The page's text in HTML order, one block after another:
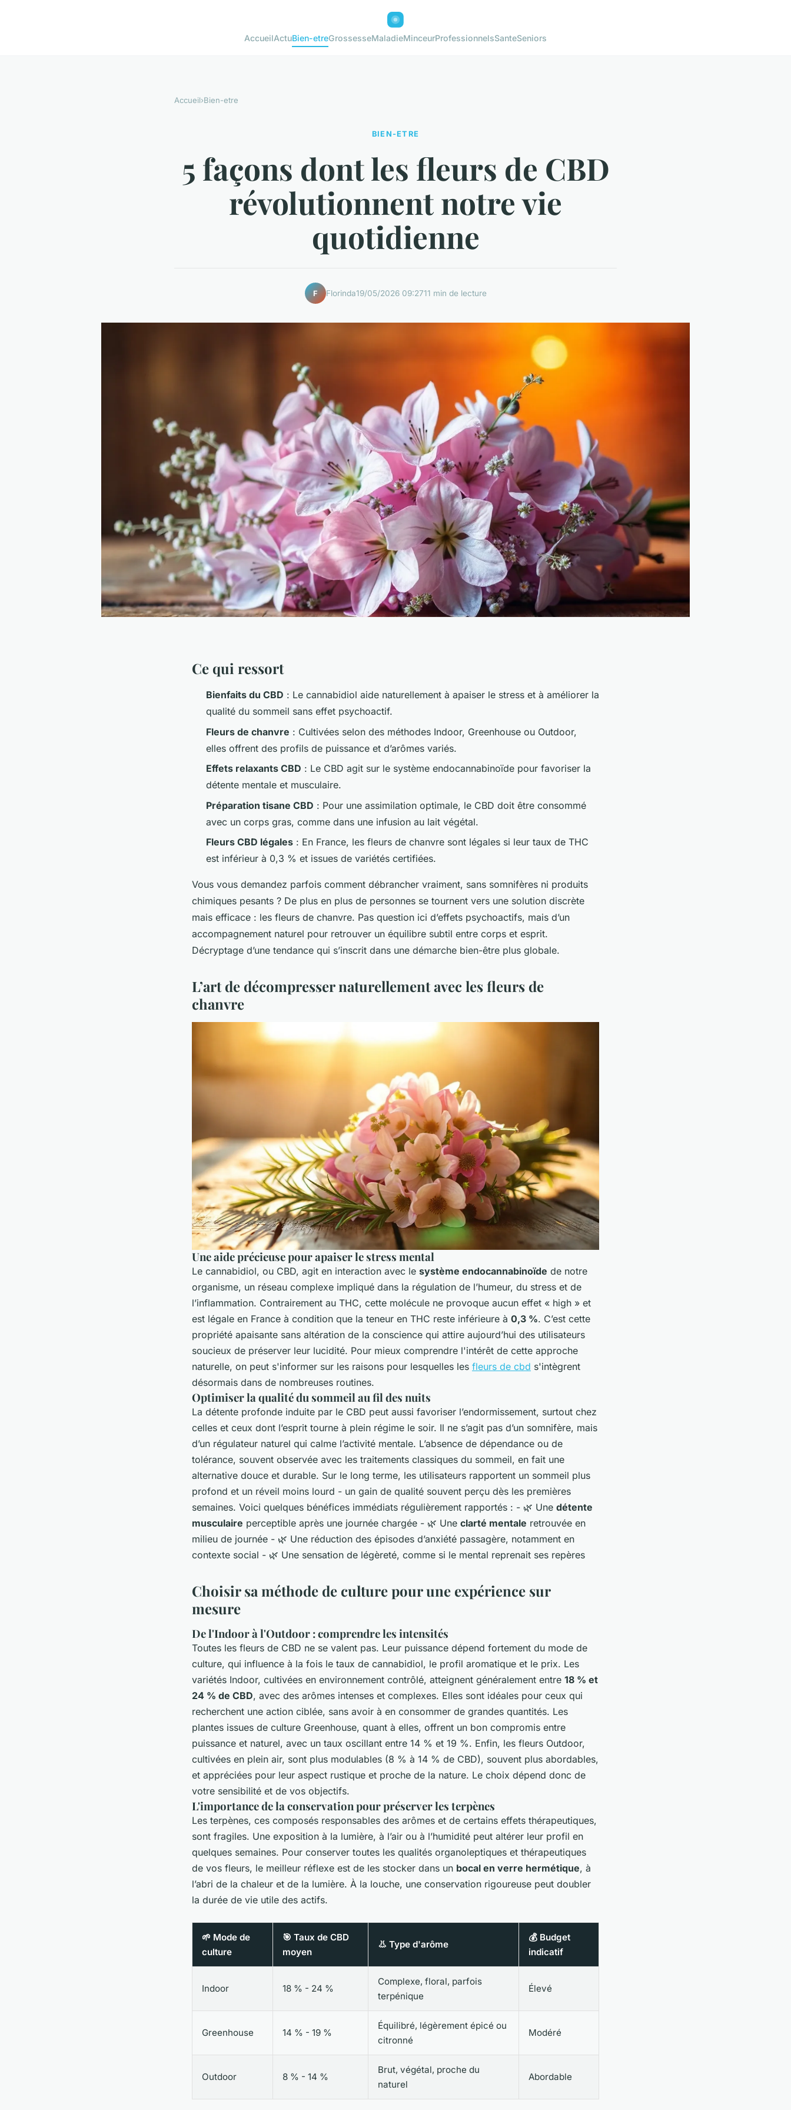
AccueilActuBien-etreGrossesseMaladieMinceurProfessionnelsSanteSeniors
Accueil›Bien-etre
BIEN-ETRE
5 façons dont les fleurs de CBD
révolutionnent notre vie
quotidienne
F Florinda19/05/2026 09:2711 min de lecture
Ce qui ressort
Bienfaits du CBD : Le cannabidiol aide naturellement à apaiser le stress et à améliorer la
qualité du sommeil sans effet psychoactif.
Fleurs de chanvre : Cultivées selon des méthodes Indoor, Greenhouse ou Outdoor,
elles offrent des profils de puissance et d’arômes variés.
Effets relaxants CBD : Le CBD agit sur le système endocannabinoïde pour favoriser la
détente mentale et musculaire.
Préparation tisane CBD : Pour une assimilation optimale, le CBD doit être consommé
avec un corps gras, comme dans une infusion au lait végétal.
Fleurs CBD légales : En France, les fleurs de chanvre sont légales si leur taux de THC
est inférieur à 0,3 % et issues de variétés certifiées.
Vous vous demandez parfois comment débrancher vraiment, sans somnifères ni produits
chimiques pesants ? De plus en plus de personnes se tournent vers une solution discrète
mais efficace : les fleurs de chanvre. Pas question ici d’effets psychoactifs, mais d’un
accompagnement naturel pour retrouver un équilibre subtil entre corps et esprit.
Décryptage d’une tendance qui s’inscrit dans une démarche bien-être plus globale.
L’art de décompresser naturellement avec les fleurs de
chanvre
Une aide précieuse pour apaiser le stress mental
Le cannabidiol, ou CBD, agit en interaction avec le système endocannabinoïde de notre
organisme, un réseau complexe impliqué dans la régulation de l’humeur, du stress et de
l’inflammation. Contrairement au THC, cette molécule ne provoque aucun effet « high » et
est légale en France à condition que la teneur en THC reste inférieure à 0,3 %. C’est cette
propriété apaisante sans altération de la conscience qui attire aujourd’hui des utilisateurs
soucieux de préserver leur lucidité. Pour mieux comprendre l'intérêt de cette approche
naturelle, on peut s'informer sur les raisons pour lesquelles les fleurs de cbd s'intègrent
désormais dans de nombreuses routines.
Optimiser la qualité du sommeil au fil des nuits
La détente profonde induite par le CBD peut aussi favoriser l’endormissement, surtout chez
celles et ceux dont l’esprit tourne à plein régime le soir. Il ne s’agit pas d’un somnifère, mais
d’un régulateur naturel qui calme l’activité mentale. L’absence de dépendance ou de
tolérance, souvent observée avec les traitements classiques du sommeil, en fait une
alternative douce et durable. Sur le long terme, les utilisateurs rapportent un sommeil plus
profond et un réveil moins lourd - un gain de qualité souvent perçu dès les premières
semaines. Voici quelques bénéfices immédiats régulièrement rapportés : - 🌿 Une détente
musculaire perceptible après une journée chargée - 🌿 Une clarté mentale retrouvée en
milieu de journée - 🌿 Une réduction des épisodes d’anxiété passagère, notamment en
contexte social - 🌿 Une sensation de légèreté, comme si le mental reprenait ses repères
Choisir sa méthode de culture pour une expérience sur
mesure
De l'Indoor à l'Outdoor : comprendre les intensités
Toutes les fleurs de CBD ne se valent pas. Leur puissance dépend fortement du mode de
culture, qui influence à la fois le taux de cannabidiol, le profil aromatique et le prix. Les
variétés Indoor, cultivées en environnement contrôlé, atteignent généralement entre 18 % et
24 % de CBD, avec des arômes intenses et complexes. Elles sont idéales pour ceux qui
recherchent une action ciblée, sans avoir à en consommer de grandes quantités. Les
plantes issues de culture Greenhouse, quant à elles, offrent un bon compromis entre
puissance et naturel, avec un taux oscillant entre 14 % et 19 %. Enfin, les fleurs Outdoor,
cultivées en plein air, sont plus modulables (8 % à 14 % de CBD), souvent plus abordables,
et appréciées pour leur aspect rustique et proche de la nature. Le choix dépend donc de
votre sensibilité et de vos objectifs.
L'importance de la conservation pour préserver les terpènes
Les terpènes, ces composés responsables des arômes et de certains effets thérapeutiques,
sont fragiles. Une exposition à la lumière, à l’air ou à l’humidité peut altérer leur profil en
quelques semaines. Pour conserver toutes les qualités organoleptiques et thérapeutiques
de vos fleurs, le meilleur réflexe est de les stocker dans un bocal en verre hermétique, à
l’abri de la chaleur et de la lumière. À la louche, une conservation rigoureuse peut doubler
la durée de vie utile des actifs.
🌱 Mode de
culture
🎯 Taux de CBD
moyen
👃 Type d'arôme
💰 Budget
indicatif
Indoor 18 % - 24 %
Complexe, floral, parfois
terpénique
Élevé
Greenhouse 14 % - 19 %
Équilibré, légèrement épicé ou
citronné
Modéré
Outdoor 8 % - 14 %
Brut, végétal, proche du
naturel
Abordable